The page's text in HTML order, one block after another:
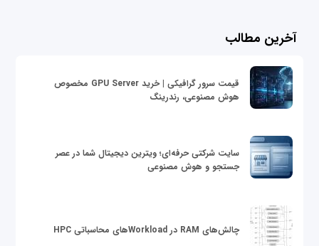
آخرین مطالب
قیمت سرور گرافیکی | خرید GPU Server مخصوص
هوش مصنوعی، رندرینگ
سایت شرکتی حرفه‌ای؛ ویترین دیجیتال شما در عصر
جستجو و هوش مصنوعی
چالش‌های RAM در Workloadهای محاسباتی HPC